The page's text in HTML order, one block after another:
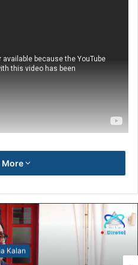
More
Kalan